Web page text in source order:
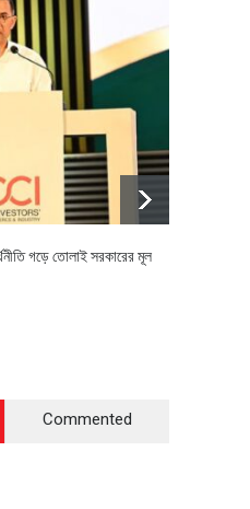
গড়ে তোলাই সরকারের মূল
Commented